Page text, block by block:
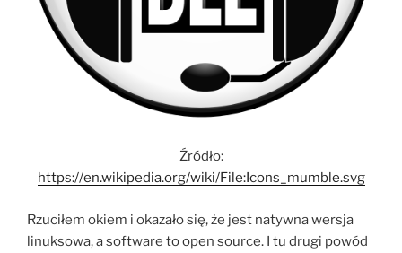
Źródło:
https://en.wikipedia.org/wiki/File:Icons_mumble.svg
Rzuciłem okiem i okazało się, że jest natywna wersja
linuksowa, a software to open source. I tu drugi powód